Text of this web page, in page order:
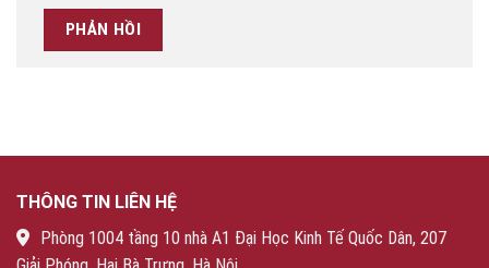
THÔNG TIN LIÊN HỆ
Phòng 1004 tầng 10 nhà A1 Đại Học Kinh Tế Quốc Dân, 207